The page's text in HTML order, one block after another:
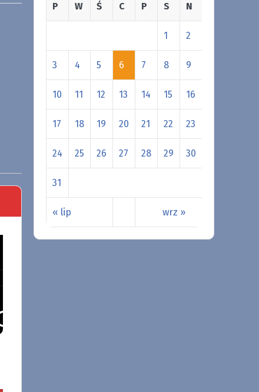
P W Ś C P S N
« lip wrz »
1 2
3 4 5 6 7 8 9
10 11 12 13 14 15 16
17 18 19 20 21 22 23
24 25 26 27 28 29 30
31